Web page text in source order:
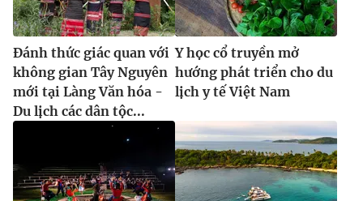
Đánh thức giác quan với
không gian Tây Nguyên
mới tại Làng Văn hóa -
Du lịch các dân tộc...
Y học cổ truyền mở
hướng phát triển cho du
lịch y tế Việt Nam